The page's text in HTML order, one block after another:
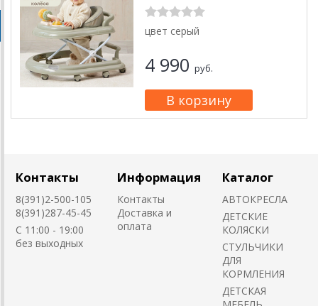
цвет серый
4 990 руб.
Контакты
8(391)2-500-105
8(391)287-45-45
C 11:00 - 19:00
без выходных
Информация
Контакты
Доставка и
оплата
Каталог
АВТОКРЕСЛА
ДЕТСКИЕ
КОЛЯСКИ
CТУЛЬЧИКИ
ДЛЯ
КОРМЛЕНИЯ
ДЕТСКАЯ